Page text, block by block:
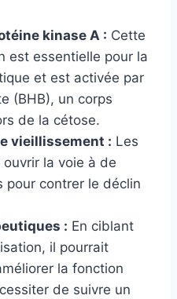
kinase A : Cette
est essentielle pour la
et est activée par
(BHB), un corps
de la cétose.
vieillissement : Les
la voie à de
pour contrer le déclin
: En ciblant
il pourrait
la fonction
de suivre un